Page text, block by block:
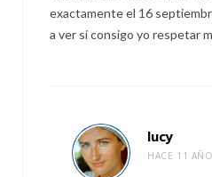
exactamente el 16
a ver si consigo yo respetar
lucy
HACE 11